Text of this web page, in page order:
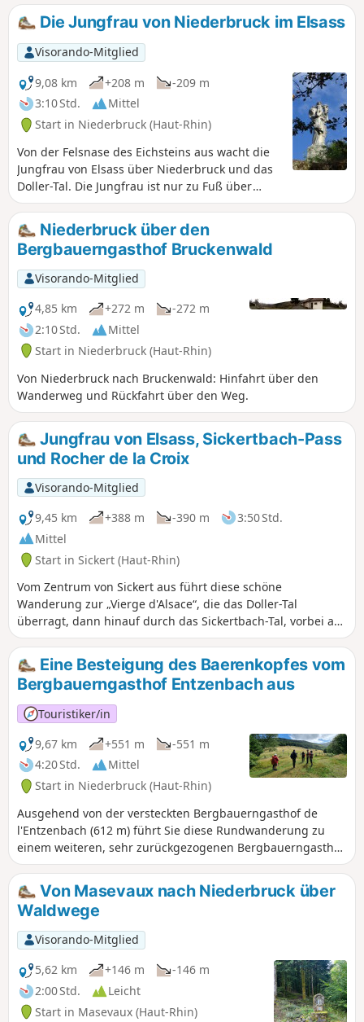
Bergbauerngasthofs Entzenbach. Aber was für ein Genuss,
wenn man den Hügel und die Weide des Triebelskopf
erreicht!
Die Jungfrau von Niederbruck im Elsass
Visorando-Mitglied
9,08 km
+208 m
-209 m
3:10 Std.
Mittel
Start in Niederbruck (Haut-Rhin)
Von der Felsnase des Eichsteins aus wacht die
Jungfrau von Elsass über Niederbruck und das
Doller-Tal. Die Jungfrau ist nur zu Fuß über
einen mittelschweren Wanderweg zu erreichen.
Niederbruck über den
Bergbauerngasthof Bruckenwald
Visorando-Mitglied
4,85 km
+272 m
-272 m
2:10 Std.
Mittel
Start in Niederbruck (Haut-Rhin)
Von Niederbruck nach Bruckenwald: Hinfahrt über den
Wanderweg und Rückfahrt über den Weg.
Jungfrau von Elsass, Sickertbach-Pass
und Rocher de la Croix
Visorando-Mitglied
9,45 km
+388 m -390 m
3:50 Std.
Mittel
Start in Sickert (Haut-Rhin)
Vom Zentrum von Sickert aus führt diese schöne
Wanderung zur „Vierge d'Alsace“, die das Doller-Tal
überragt, dann hinauf durch das Sickertbach-Tal, vorbei am
„Abri du Sickertbach“ und über den gleichnamigen Pass,
und zurück unterhalb des Falkenstein bis zum Col de
Luttersberg, um den herrlichen Aussichtspunkt Rocher de
la Croix zu genießen. Abstieg nach Sickert vorbei an der
hübschen Eulenkapelle (Kutzakapalala).
Eine Besteigung des Baerenkopfes vom
Bergbauerngasthof Entzenbach aus
Touristiker/in
9,67 km
+551 m
-551 m
4:20 Std.
Mittel
Start in Niederbruck (Haut-Rhin)
Ausgehend von der versteckten Bergbauerngasthof de
l'Entzenbach (612 m) führt Sie diese Rundwanderung zu
einem weiteren, sehr zurückgezogenen Bergbauerngasthof
im Doller-Tal, dem Bergbauerngasthof du Bruckenwald (750
m). Nach einem langen Aufstieg zum Baerenkopf (1074 m),
auf dessen Gipfel sich eine der ältesten
Bergbauerngasthäuser der Vogesen befindet, führt Sie der
Weg zu einem dritten Bergbauerngasthof, dem Lochberg
(910 m), bevor Sie wieder zu Ihrem Ausgangspunkt
zurückkehren.
Von Masevaux nach Niederbruck über
Waldwege
Visorando-Mitglied
5,62 km
+146 m
-146 m
2:00 Std.
Leicht
Start in Masevaux (Haut-Rhin)